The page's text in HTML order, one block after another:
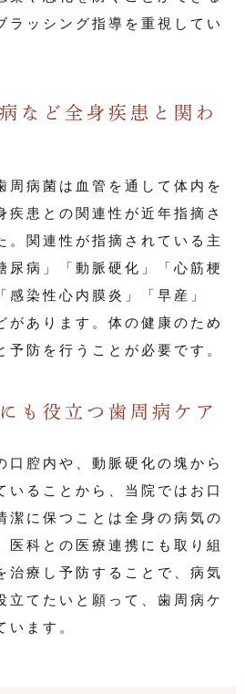
ラッシング指導を重視してい
など全身疾患と関わ
周病菌は血管を通して体内を
疾患との関連性が近年指摘さ
。関連性が指摘されている主
尿病」「動脈硬化」「心筋梗
感染性心内膜炎」「早産」
があります。体の健康のため
予防を行うことが必要です。
も役立つ歯周病ケア
口腔内や、動脈硬化の塊から
いることから、当院ではお口
潔に保つことは全身の病気の
医科との医療連携にも取り組
治療し予防することで、病気
立てたいと願って、歯周病ケ
います。